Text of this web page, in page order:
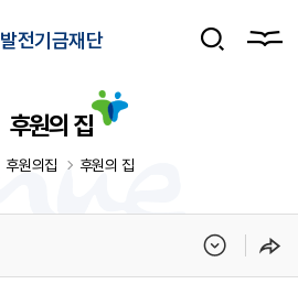
발전기금재단
후원의 집
후원의집 후원의 집